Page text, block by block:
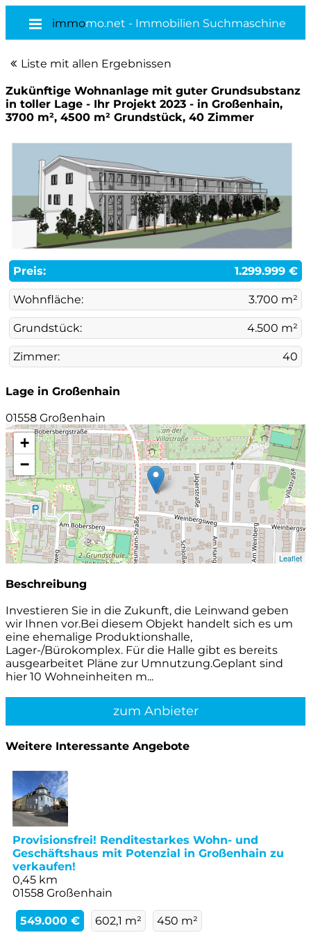
immomo.net - Immobilien Suchmaschine
Liste mit allen Ergebnissen
Zukünftige Wohnanlage mit guter Grundsubstanz
in toller Lage - Ihr Projekt 2023 - in Großenhain,
3700 m², 4500 m² Grundstück, 40 Zimmer
Preis: 1.299.999 €
Wohnfläche: 3.700 m²
Grundstück: 4.500 m²
Zimmer: 40
Lage in Großenhain
01558 Großenhain
+
−
Leaflet
Beschreibung
Investieren Sie in die Zukunft, die Leinwand geben
wir Ihnen vor.Bei diesem Objekt handelt sich es um
eine ehemalige Produktionshalle,
Lager-/Bürokomplex. Für die Halle gibt es bereits
ausgearbeitet Pläne zur Umnutzung.Geplant sind
hier 10 Wohneinheiten m...
zum Anbieter
Weitere Interessante Angebote
Provisionsfrei! Renditestarkes Wohn- und
Geschäftshaus mit Potenzial in Großenhain zu
verkaufen!
0,45 km
01558 Großenhain
549.000 € 602,1 m² 450 m²